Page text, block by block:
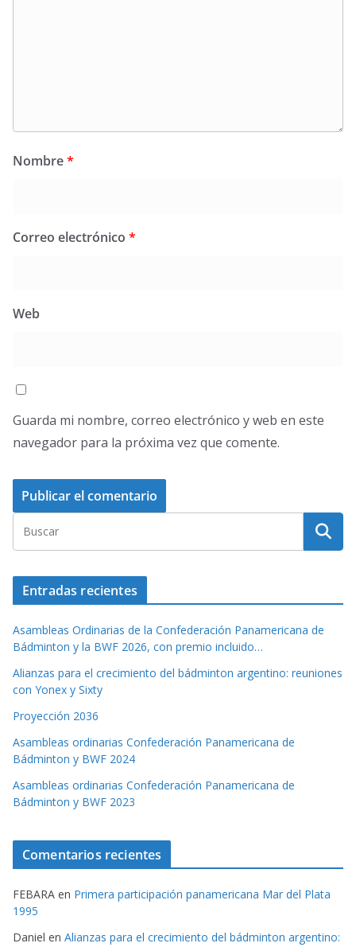
Nombre*
Correo electrónico *
Web
Guarda mi nombre, correo electrónico y web en este
navegador para la próxima vez que comente.
Entradas recientes
Asambleas Ordinarias de la Confederación Panamericana de
Bádminton y la BWF 2026, con premio incluido…
Alianzas para el crecimiento del bádminton argentino: reuniones
con Yonex y Sixty
Proyección 2036
Asambleas ordinarias Confederación Panamericana de
Bádminton y BWF 2024
Asambleas ordinarias Confederación Panamericana de
Bádminton y BWF 2023
Comentarios recientes
FEBARA en Primera participación panamericana Mar del Plata
1995
Daniel en Alianzas para el crecimiento del bádminton argentino: